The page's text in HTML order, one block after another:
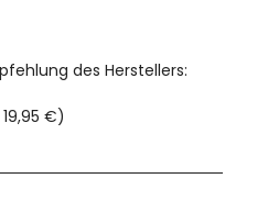
des Herstellers:
19,95 €)